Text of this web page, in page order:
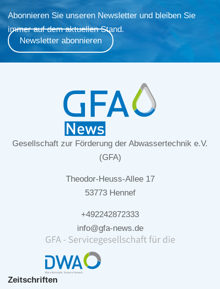
Abonnieren Sie unseren Newsletter und bleiben Sie
immer auf dem aktuellen Stand.
Newsletter abonnieren
Gesellschaft zur Förderung der Abwassertechnik e.V.
(GFA)
Theodor-Heuss-Allee 17
53773 Hennef
+492242872333
info@gfa-news.de
Zeitschriften